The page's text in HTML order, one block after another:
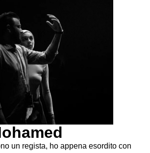
un regista, ho appena esordito con